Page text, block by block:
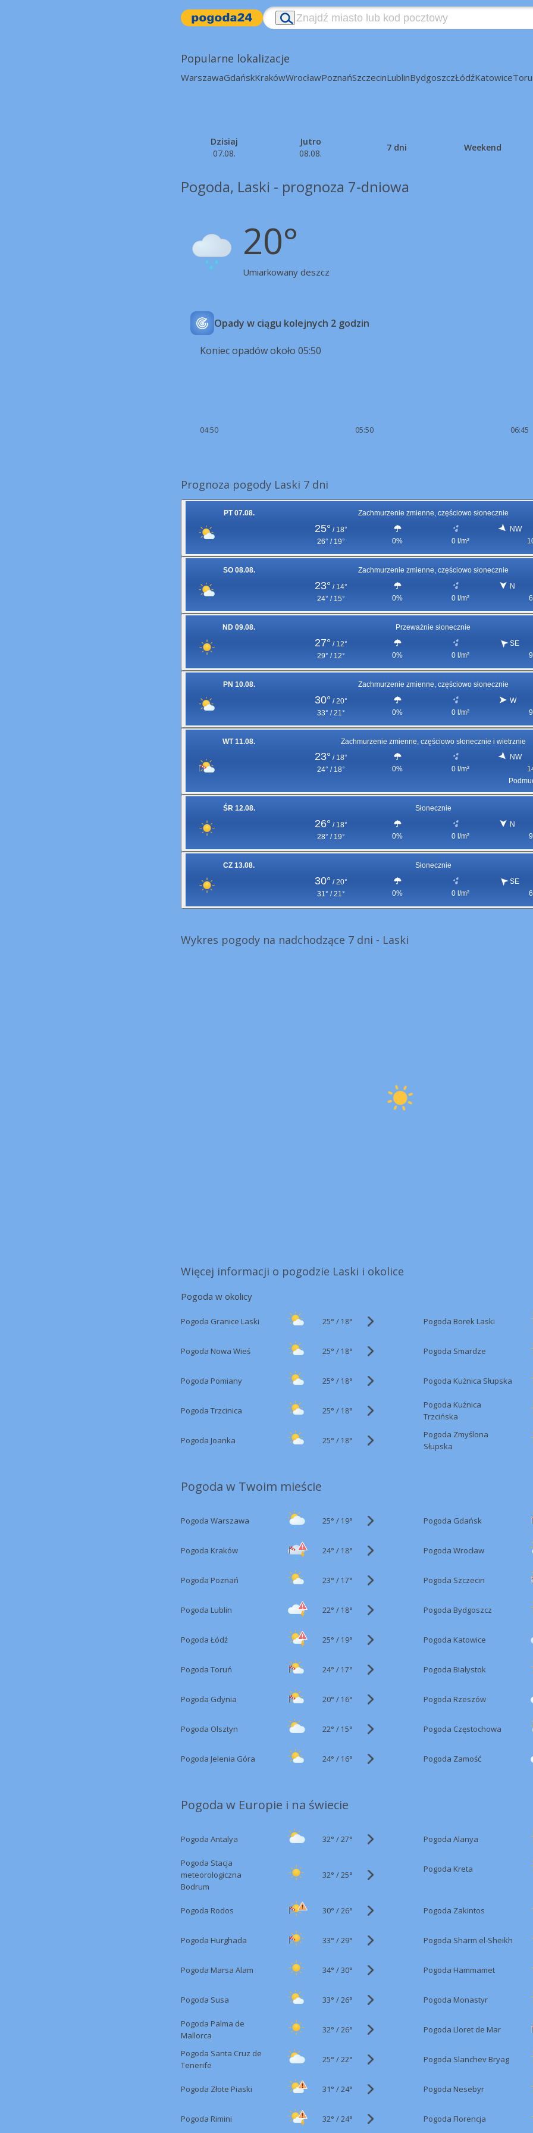
Popularne lokalizacje
WarszawaGdańskKrakówWrocławPoznańSzczecinLublinBydgoszczŁódźKatowice
Dzisiaj
07.08.
Jutro
08.08.
7 dni Weekend
Pogoda, Laski - prognoza 7-dniowa
20°
Umiarkowany deszcz
Opady w ciągu kolejnych 2 godzin
Koniec opadów około 05:50
04:50 05:50 06:45
Prognoza pogody Laski 7 dni
PT 07.08. Zachmurzenie zmienne, częściowo słonecznie
25° / 18°
26° / 19°
0% 0 l/m²
NW
SO 08.08. Zachmurzenie zmienne, częściowo słonecznie
23° / 14°
24° / 15°
0% 0 l/m²
N
ND 09.08. Przeważnie słonecznie
27° / 12°
29° / 12°
0% 0 l/m²
SE
PN 10.08. Zachmurzenie zmienne, częściowo słonecznie
30° / 20°
33° / 21°
0% 0 l/m²
W
WT 11.08. Zachmurzenie zmienne, częściowo słonecznie i wietrznie
23° / 18°
24° / 18°
0% 0 l/m²
NW
ŚR 12.08. Słonecznie
26° / 18°
28° / 19°
0% 0 l/m²
N
CZ 13.08. Słonecznie
30° / 20°
31° / 21°
0% 0 l/m²
SE
Wykres pogody na nadchodzące 7 dni - Laski
Więcej informacji o pogodzie Laski i okolice
Pogoda w okolicy
Pogoda Granice Laski 25° / 18° Pogoda Borek Laski
Pogoda Nowa Wieś 25° / 18° Pogoda Smardze
Pogoda Pomiany 25° / 18° Pogoda Kuźnica Słupska
Pogoda Trzcinica 25° / 18°
Pogoda Kuźnica
Trzcińska
Pogoda Joanka 25° / 18°
Pogoda Zmyślona
Słupska
Pogoda w Twoim mieście
Pogoda Warszawa 25° / 19° Pogoda Gdańsk
Pogoda Kraków 24° / 18° Pogoda Wrocław
Pogoda Poznań 23° / 17° Pogoda Szczecin
Pogoda Lublin 22° / 18° Pogoda Bydgoszcz
Pogoda Łódź 25° / 19° Pogoda Katowice
Pogoda Toruń 24° / 17° Pogoda Białystok
Pogoda Gdynia 20° / 16° Pogoda Rzeszów
Pogoda Olsztyn 22° / 15° Pogoda Częstochowa
Pogoda Jelenia Góra 24° / 16° Pogoda Zamość
Pogoda w Europie i na świecie
Pogoda Antalya 32° /27° Pogoda Alanya
Pogoda Stacja
meteorologiczna
Bodrum
32° /25°
Pogoda Kreta
Pogoda Rodos 30° /26° Pogoda Zakintos
Pogoda Hurghada 33° /29° Pogoda Sharm el-Sheikh
Pogoda Marsa Alam 34° /30° Pogoda Hammamet
Pogoda Susa 33° /26° Pogoda Monastyr
Pogoda Palma de
Mallorca
32° /26° Pogoda Lloret de Mar
Pogoda Santa Cruz de
Tenerife
25° /22° Pogoda Slanchev Bryag
Pogoda Złote Piaski 31° /24° Pogoda Nesebyr
Pogoda Rimini 32° /24° Pogoda Florencja